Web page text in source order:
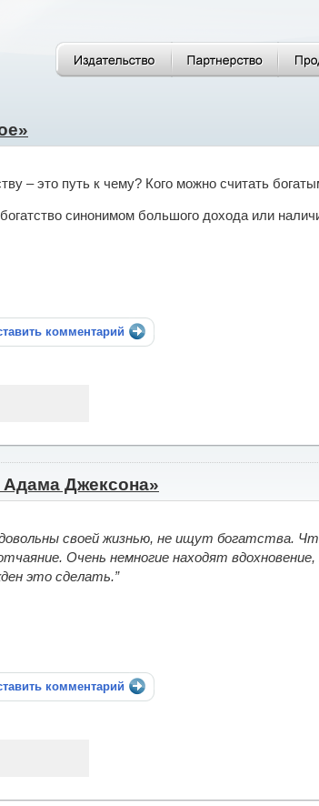
– это путь к чему? Кого можно считать
синонимом большого дохода или
комментарий
Адама Джексона»
своей жизнью, не ищут богатства.
Очень немногие находят
это сделать.”
комментарий